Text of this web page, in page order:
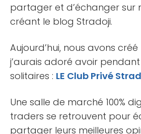
partager et d’échanger sur
créant le blog Stradoji.
Aujourd’hui, nous avons
j’aurais adoré avoir
solitaires : LE Club Privé
Une salle de marché 100%
traders se retrouvent pour
partager leurs meilleures